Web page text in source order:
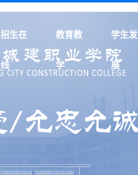
招生在
线
教育教
学
学生发
展